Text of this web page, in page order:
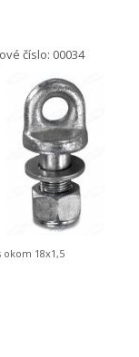
číslo: 00034
okom 18x1,5